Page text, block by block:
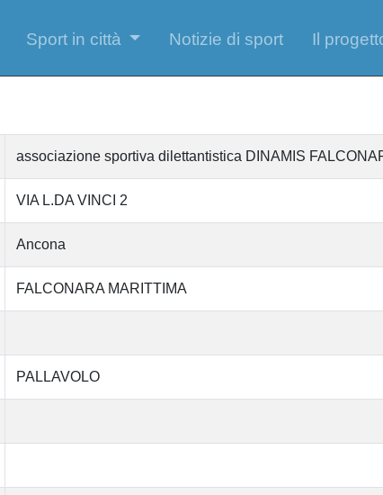
Sport in città Notizie di sport Il
associazione sportiva dilettantistica DINAMIS
VIA L.DA VINCI 2
Ancona
FALCONARA MARITTIMA
PALLAVOLO